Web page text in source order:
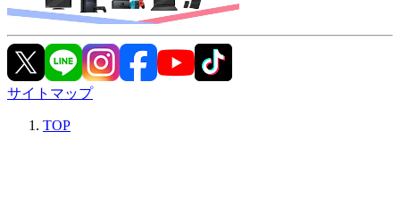
サイトマップ
TOP